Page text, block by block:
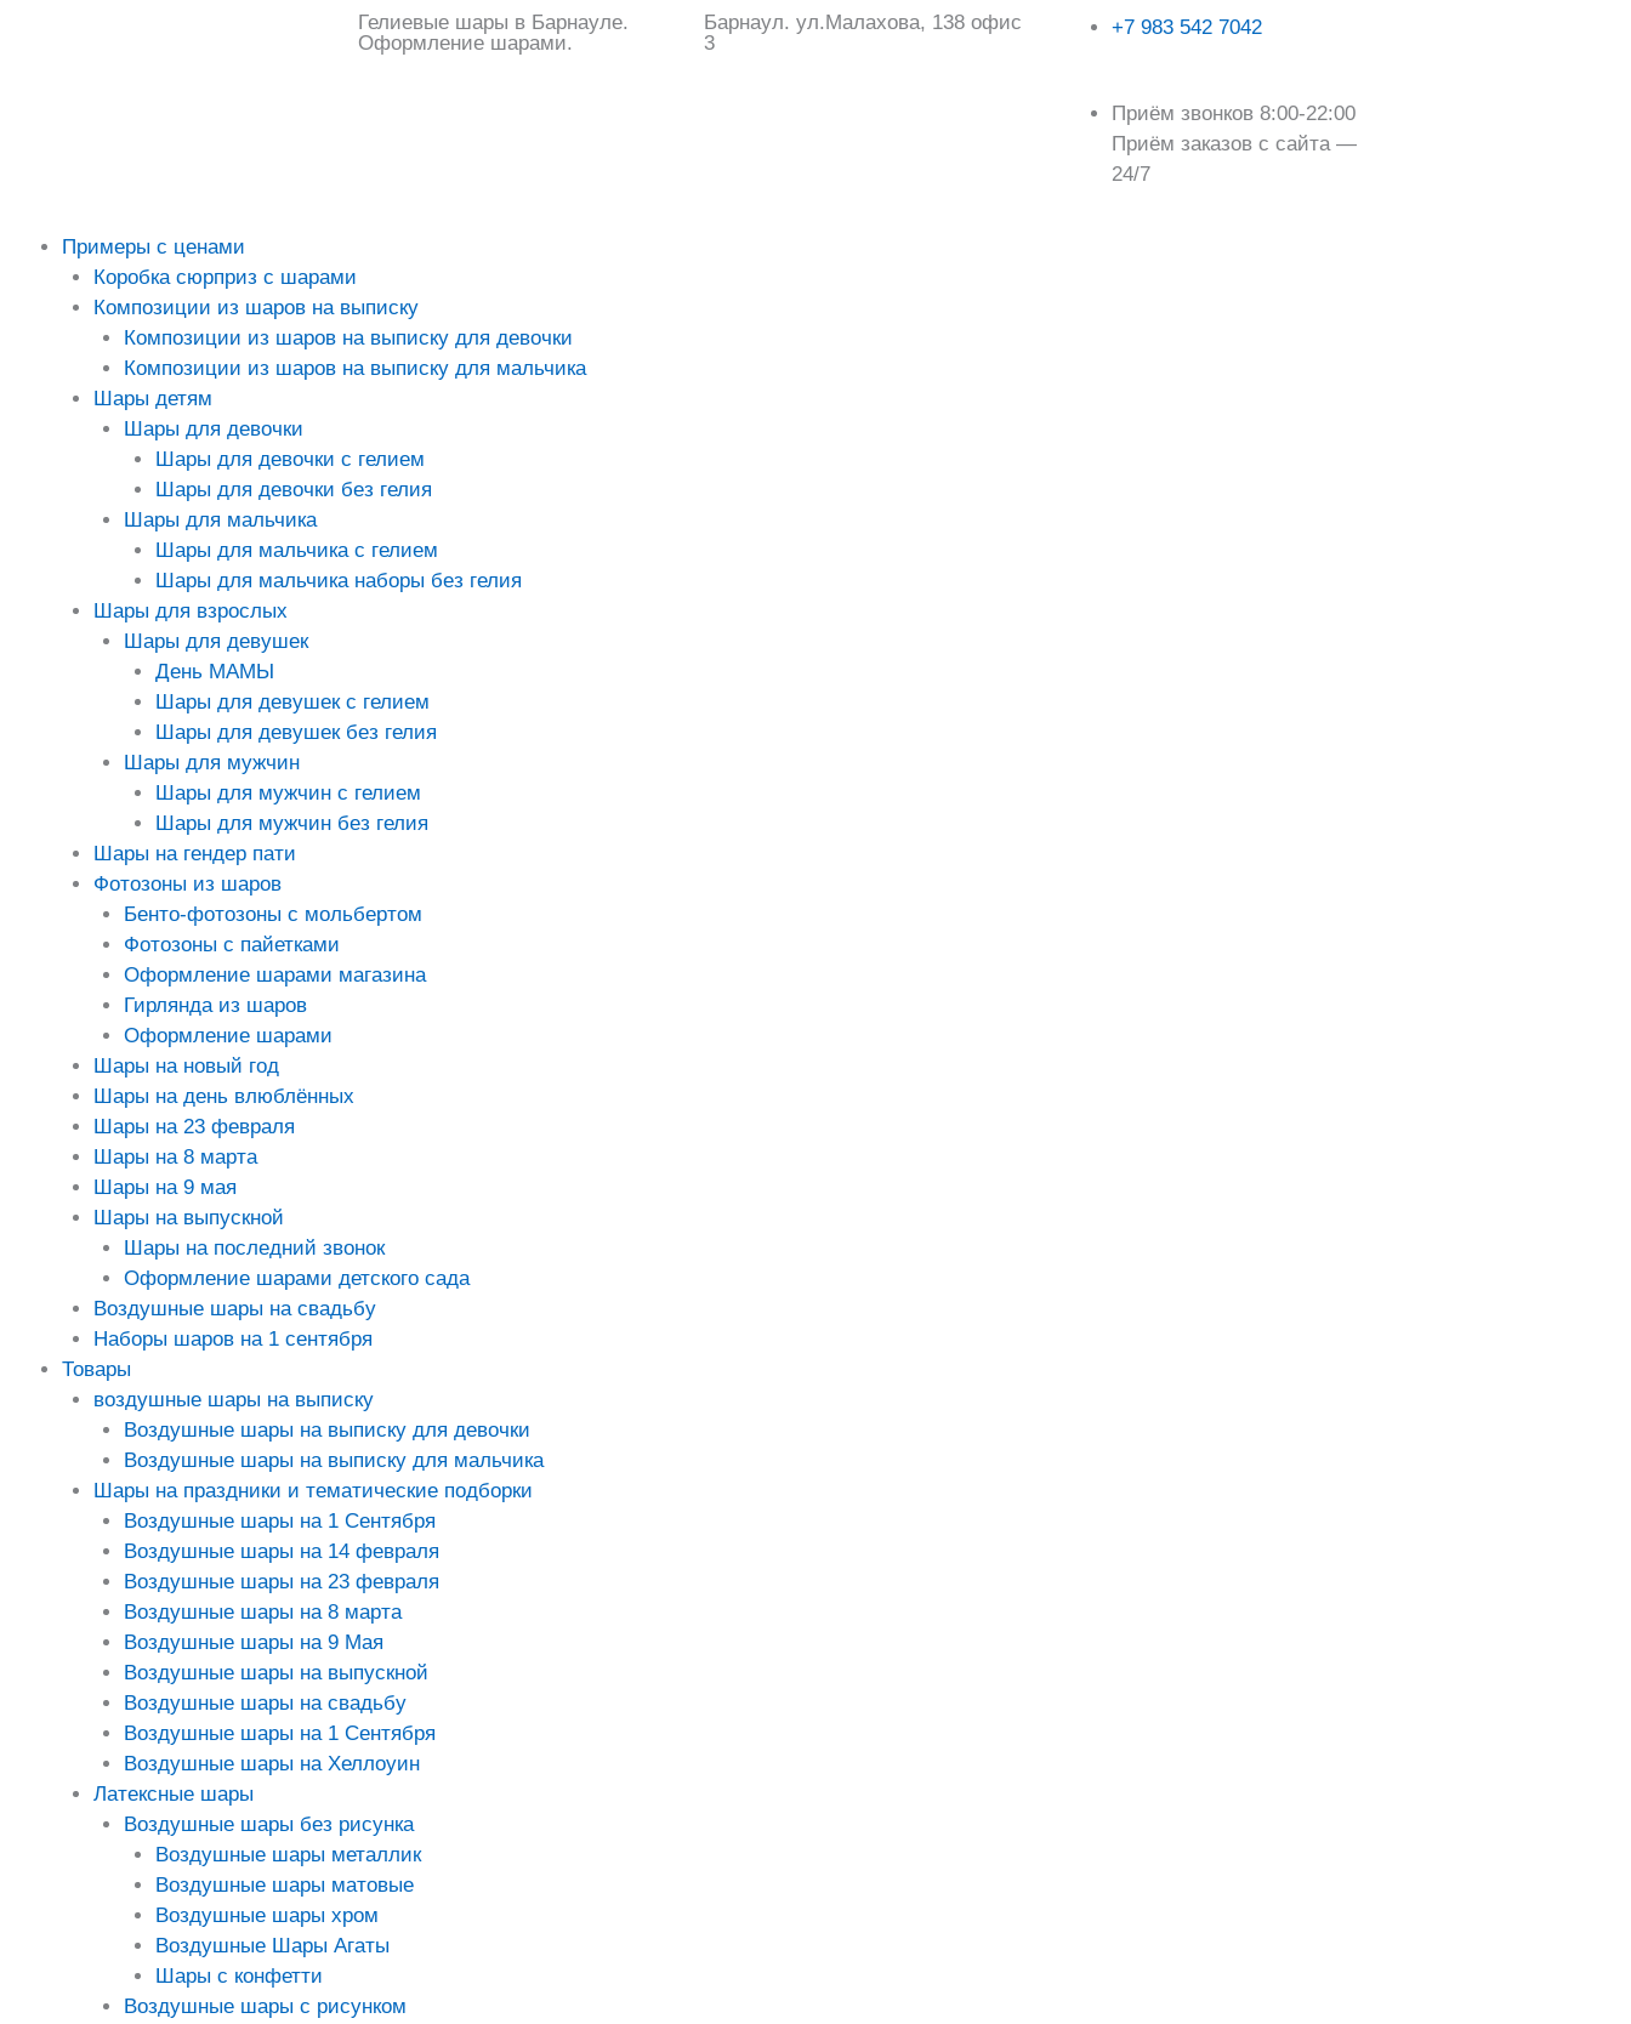
Гелиевые шары в Барнауле.
Оформление шарами.
Барнаул. ул.Малахова, 138 офис
3
+7 983 542 7042
Приём звонков 8:00-22:00
Приём заказов с сайта —
24/7
Примеры с ценами
Коробка сюрприз с шарами
Композиции из шаров на выписку
Композиции из шаров на выписку для девочки
Композиции из шаров на выписку для мальчика
Шары детям
Шары для девочки
Шары для девочки с гелием
Шары для девочки без гелия
Шары для мальчика
Шары для мальчика с гелием
Шары для мальчика наборы без гелия
Шары для взрослых
Шары для девушек
День МАМЫ
Шары для девушек с гелием
Шары для девушек без гелия
Шары для мужчин
Шары для мужчин с гелием
Шары для мужчин без гелия
Шары на гендер пати
Фотозоны из шаров
Бенто-фотозоны с мольбертом
Фотозоны с пайетками
Оформление шарами магазина
Гирлянда из шаров
Оформление шарами
Шары на новый год
Шары на день влюблённых
Шары на 23 февраля
Шары на 8 марта
Шары на 9 мая
Шары на выпускной
Шары на последний звонок
Оформление шарами детского сада
Воздушные шары на свадьбу
Наборы шаров на 1 сентября
Товары
воздушные шары на выписку
Воздушные шары на выписку для девочки
Воздушные шары на выписку для мальчика
Шары на праздники и тематические подборки
Воздушные шары на 1 Сентября
Воздушные шары на 14 февраля
Воздушные шары на 23 февраля
Воздушные шары на 8 марта
Воздушные шары на 9 Мая
Воздушные шары на выпускной
Воздушные шары на свадьбу
Воздушные шары на 1 Сентября
Воздушные шары на Хеллоуин
Латексные шары
Воздушные шары без рисунка
Воздушные шары металлик
Воздушные шары матовые
Воздушные шары хром
Воздушные Шары Агаты
Шары с конфетти
Воздушные шары с рисунком